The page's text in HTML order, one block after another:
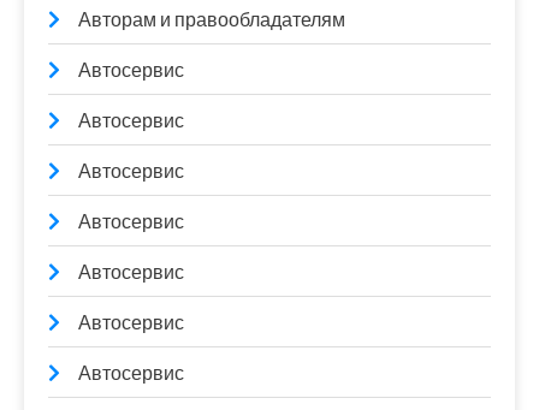
Авторам и правообладателям
Автосервис
Автосервис
Автосервис
Автосервис
Автосервис
Автосервис
Автосервис